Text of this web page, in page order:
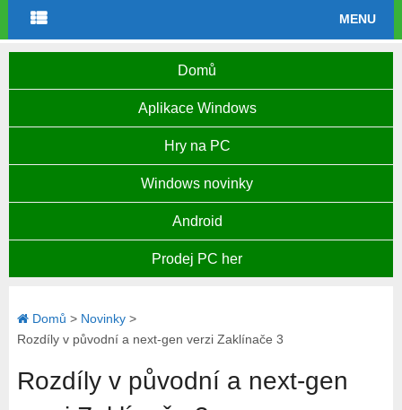
MENU
Domů
Aplikace Windows
Hry na PC
Windows novinky
Android
Prodej PC her
Domů > Novinky>
Rozdíly v původní a next-gen verzi Zaklínače 3
Rozdíly v původní a next-gen